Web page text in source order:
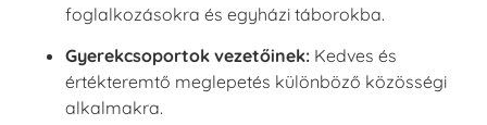
foglalkozásokra és egyházi táborokba.
Gyerekcsoportok vezetőinek: Kedves és
értékteremtő meglepetés különböző közösségi
alkalmakra.